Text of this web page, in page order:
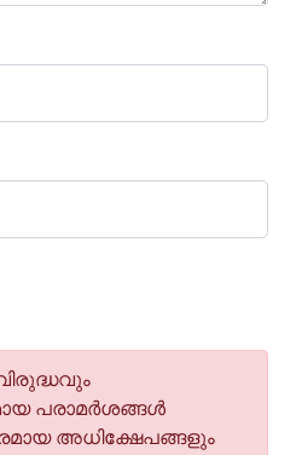
പരാമര്‍ശങ്ങള്‍
അധിക്ഷേപങ്ങളും